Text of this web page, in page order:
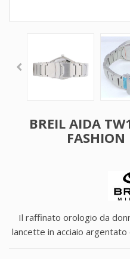
BREIL AIDA
Il raffinato orologio da
lancette in acciaio